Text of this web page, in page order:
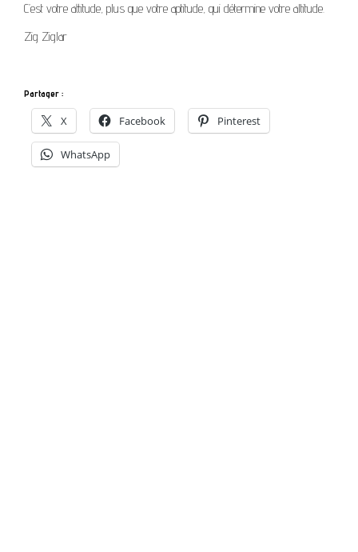
C’est votre attitude, plus que votre aptitude, qui détermine votre altitude.
Zig Ziglar
Partager :
X Facebook Pinterest
WhatsApp